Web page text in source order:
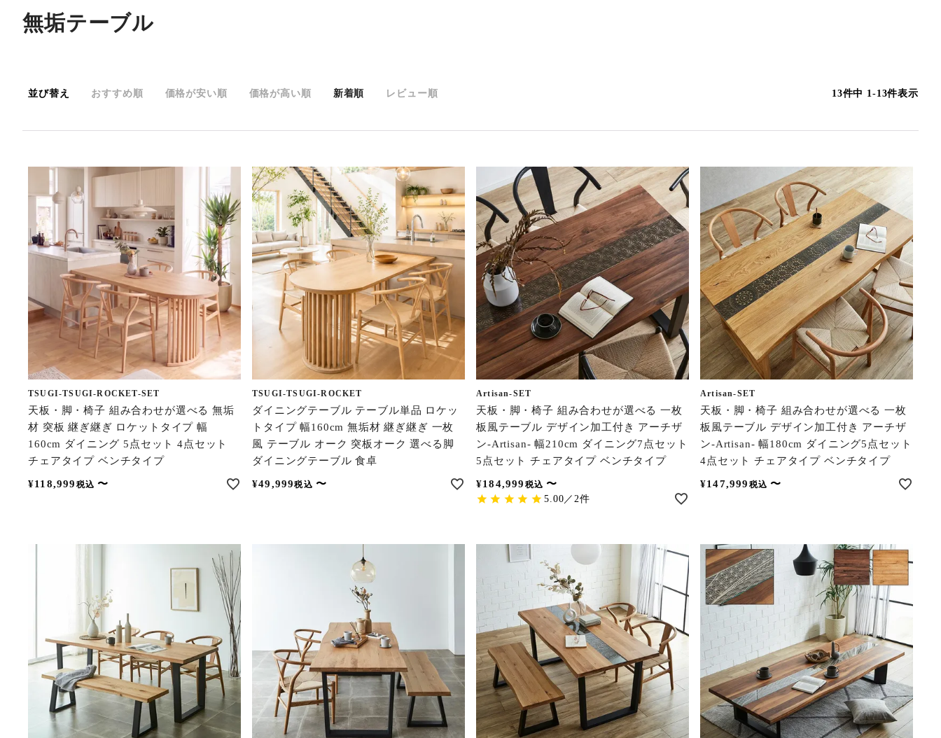
無垢テーブル
並び替え おすすめ順 価格が安い順 価格が高い順 新着順 レビュー順 13件中 1-13件表示
TSUGI-TSUGI-ROCKET-SET
天板・脚・椅子 組み合わせが選べる 無垢
材 突板 継ぎ継ぎ ロケットタイプ 幅
160cm ダイニング 5点セット 4点セット
チェアタイプ ベンチタイプ
¥118,999 税込 〜
TSUGI-TSUGI-ROCKET
ダイニングテーブル テーブル単品 ロケッ
トタイプ 幅160cm 無垢材 継ぎ継ぎ 一枚
風 テーブル オーク 突板オーク 選べる脚
ダイニングテーブル 食卓
¥49,999税込 〜
Artisan-SET
天板・脚・椅子 組み合わせが選べる 一枚
板風テーブル デザイン加工付き アーチザ
ン-Artisan- 幅210cm ダイニング7点セット
5点セット チェアタイプ ベンチタイプ
¥184,999 税込 〜
5.00／2件
Artisan-SET
天板・脚・椅子 組み合わせが選べる 一枚
板風テーブル デザイン加工付き アーチザ
ン-Artisan- 幅180cm ダイニング5点セット
4点セット チェアタイプ ベンチタイプ
¥147,999 税込 〜